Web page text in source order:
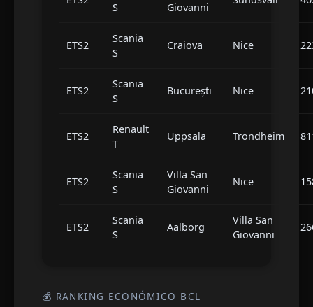
S
Giovanni
ETS2
Scania
S
Craiova Nice
ETS2
Scania
S
București Nice
ETS2
Renault
T
Uppsala Trondheim
ETS2
Scania
S
Villa San
Giovanni
Nice
ETS2
Scania
S
Aalborg
Villa San
Giovanni
💰 RANKING ECONÓMICO BCL